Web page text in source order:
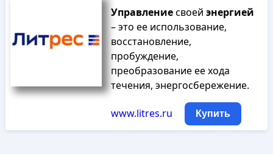
Управлениесвоей энергией
– это ее использование,
восстановление,
пробуждение,
преобразование ее хода
течения, энергосбережение.
www.litres.ru Купить